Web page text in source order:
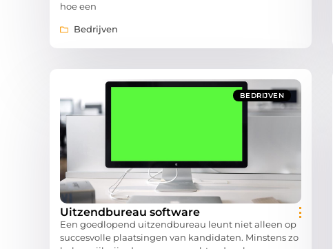
hoe een
Bedrijven
BEDRIJVEN
Uitzendbureau software
Een goedlopend uitzendbureau leunt niet alleen op
succesvolle plaatsingen van kandidaten. Minstens zo